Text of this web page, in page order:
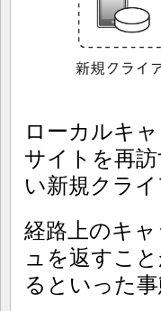
ローカルキ
サイトを再
い新規クラ
経路上のキ
ュを返すこ
るといった